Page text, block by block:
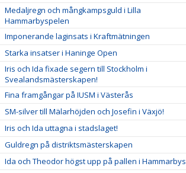
Medaljregn och mångkampsguld i Lilla
Hammarbyspelen
Imponerande laginsats i Kraftmätningen
Starka insatser i Haninge Open
Iris och Ida fixade segern till Stockholm i
Svealandsmästerskapen!
Fina framgångar på IUSM i Västerås
SM-silver till Mälarhöjden och Josefin i Växjö!
Iris och Ida uttagna i stadslaget!
Guldregn på distriktsmästerskapen
Ida och Theodor högst upp på pallen i